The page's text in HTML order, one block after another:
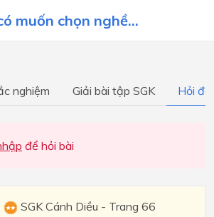
muốn chọn nghề...
nghiệm Giải bài tập SGK Hỏi
để hỏi bài
SGK Cánh Diều - Trang 66